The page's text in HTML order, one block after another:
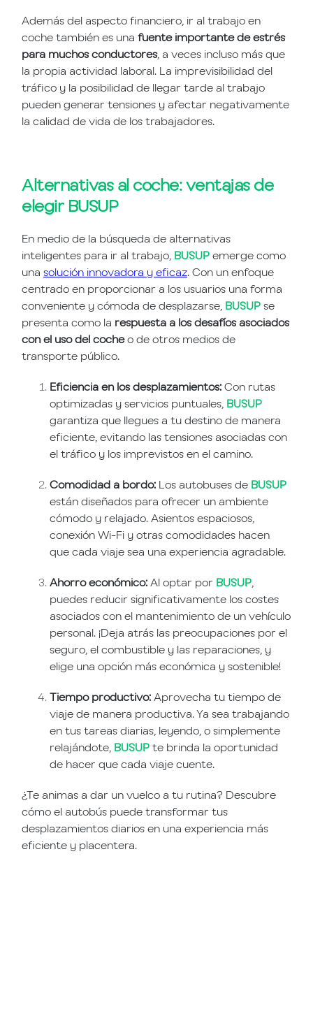
Además del aspecto financiero, ir al trabajo en
coche también es una fuente importante de estrés
para muchos conductores, a veces incluso más que
la propia actividad laboral. La imprevisibilidad del
tráfico y la posibilidad de llegar tarde al trabajo
pueden generar tensiones y afectar negativamente
la calidad de vida de los trabajadores.
Alternativas al coche: ventajas de
elegir BUSUP
En medio de la búsqueda de alternativas
inteligentes para ir al trabajo, BUSUP emerge como
una solución innovadora y eficaz. Con un enfoque
centrado en proporcionar a los usuarios una forma
conveniente y cómoda de desplazarse, BUSUP se
presenta como la respuesta a los desafíos asociados
con el uso del cocheo de otros medios de
transporte público.
Eficiencia en los desplazamientos: Con rutas
optimizadas y servicios puntuales, BUSUP
garantiza que llegues a tu destino de manera
eficiente, evitando las tensiones asociadas con
el tráfico y los imprevistos en el camino.
Comodidad a bordo: Los autobuses de BUSUP
están diseñados para ofrecer un ambiente
cómodo y relajado. Asientos espaciosos,
conexión Wi-Fi y otras comodidades hacen
que cada viaje sea una experiencia agradable.
Ahorro económico: Al optar por BUSUP,
puedes reducir significativamente los costes
asociados con el mantenimiento de un vehículo
personal. ¡Deja atrás las preocupaciones por el
seguro, el combustible y las reparaciones, y
elige una opción más económica y sostenible!
Tiempo productivo: Aprovecha tu tiempo de
viaje de manera productiva. Ya sea trabajando
en tus tareas diarias, leyendo, o simplemente
relajándote, BUSUP te brinda la oportunidad
de hacer que cada viaje cuente.
¿Te animas a dar un vuelco a tu rutina? Descubre
cómo el autobús puede transformar tus
desplazamientos diarios en una experiencia más
eficiente y placentera.